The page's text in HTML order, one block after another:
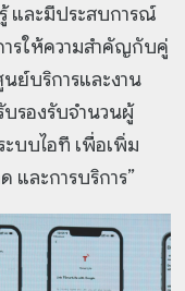
และมีประสบการณ์
รให้ความสำคัญกับคู่
ย์บริการและงาน
บรองรับจำนวนผู้
บบไอที เพื่อเพิ่ม
และการบริการ”